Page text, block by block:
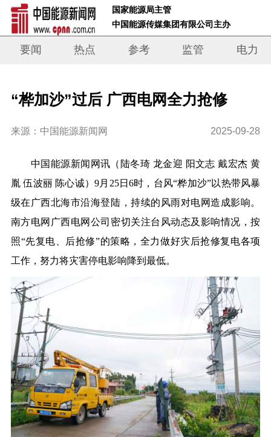
国家能源局主管
中国能源传媒集团有限公司主办
要闻 热点 参考 监管 电力
“桦加沙”过后 广西电网全力抢修
来源：中国能源新闻网 2025-09-28
中国能源新闻网讯 （陆冬琦 龙金迎 阳文志戴宏杰黄
胤伍波丽 陈心诚）9月25日6时， 台风“桦加沙”以热带风暴
级在广西北海市沿海登陆，持续的风雨对电网造成影响。
南方电网 广西电网公司密切关注台风动态及 影响情况，按
照“先复电 后抢修”的策略，全力做好灾后抢修复电各项
工作，努力将灾害停电影响降到最低。